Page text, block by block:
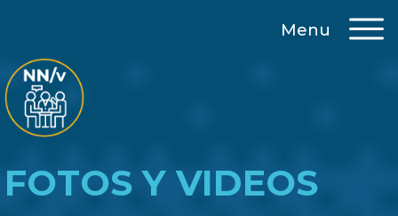
Menu
FOTOS Y VIDEOS